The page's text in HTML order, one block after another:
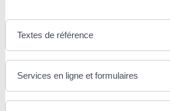
Textes de référence
Services en ligne et formulaires